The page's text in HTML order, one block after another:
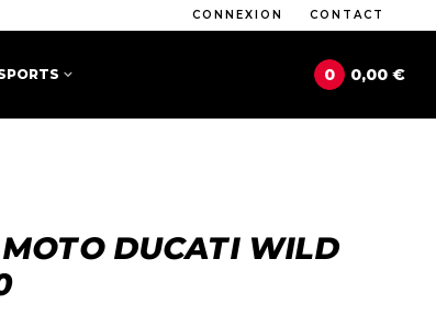
CONNEXION CONTACT
0 0,00 €
DUCATI WILD